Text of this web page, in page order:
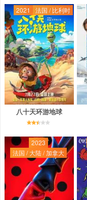
2021 法国 / 比利时
八十天环游地球
2023
法国 / 大陆 / 加拿大